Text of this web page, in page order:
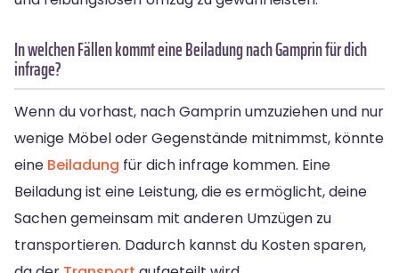
In welchen Fällen kommt eine Beiladung nach Gamprin für dich
infrage?
Wenn du vorhast, nach Gamprin umzuziehen und nur
wenige Möbel oder Gegenstände mitnimmst, könnte
eine Beiladung für dich infrage kommen. Eine
Beiladung ist eine Leistung, die es ermöglicht, deine
Sachen gemeinsam mit anderen Umzügen zu
transportieren. Dadurch kannst du Kosten sparen,